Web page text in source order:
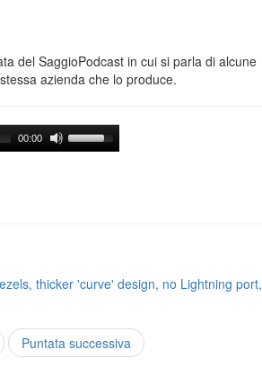
del SaggioPodcast in cui si parla di alcune
azienda che lo produce.
00:00
thicker 'curve' design, no Lightning port,
Puntata successiva